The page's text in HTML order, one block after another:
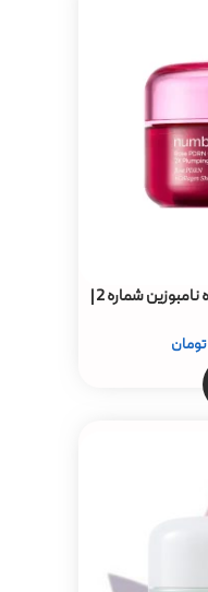
سرم ژل کلاژن حجم دهنده نامبوزین شماره 2 |
تومان